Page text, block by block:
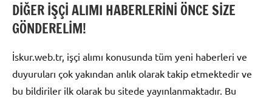
DİĞER İŞÇİ ALIMI HABERLERİNİ ÖNCE SİZE
GÖNDERELİM!
İskur.web.tr, işçi alımı konusunda tüm yeni haberleri ve
duyuruları çok yakından anlık olarak takip etmektedir ve
bu bildiriler ilk olarak bu sitede yayınlanmaktadır. Bu